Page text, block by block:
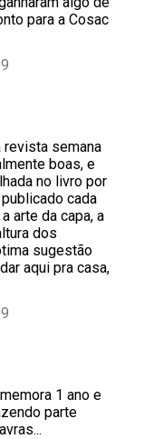
para a Cosac
semana
boas, e
no livro por
cada
arte da capa, a
dos
sugestão
aqui pra casa,
1 ano e
parte